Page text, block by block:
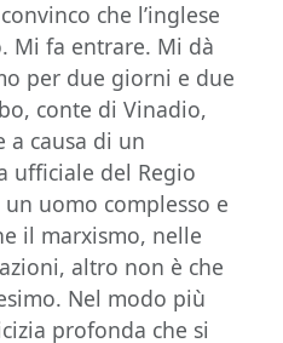
che l’inglese
Mi fa entrare. Mi dà
per due giorni e due
conte di Vinadio,
a causa di un
ufficiale del Regio
uomo complesso e
il marxismo, nelle
altro non è che
Nel modo più
profonda che si